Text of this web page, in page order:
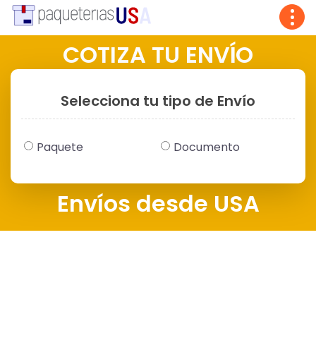
COTIZA TU ENVÍO
Selecciona tu tipo de Envío
Paquete Documento
Envíos desde USA